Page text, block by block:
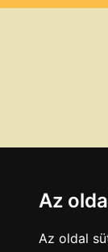
Az
Az oldal